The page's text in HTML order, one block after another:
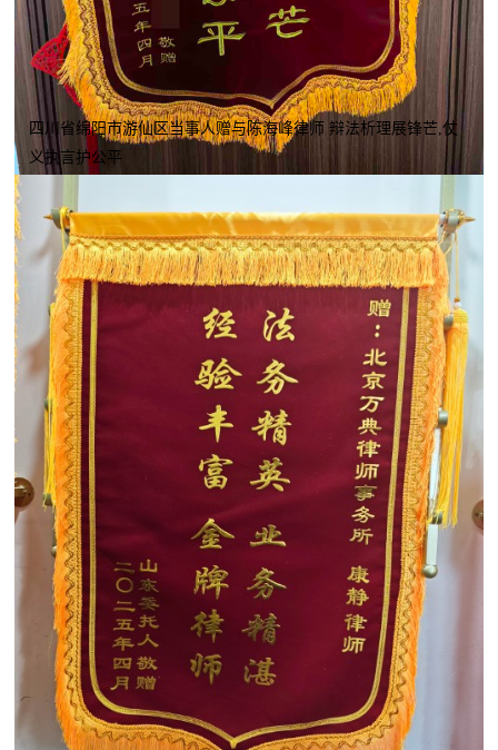
四川省绵阳市游仙区当事人赠与陈海峰律师 辩法析理展锋芒,仗
义执言护公平